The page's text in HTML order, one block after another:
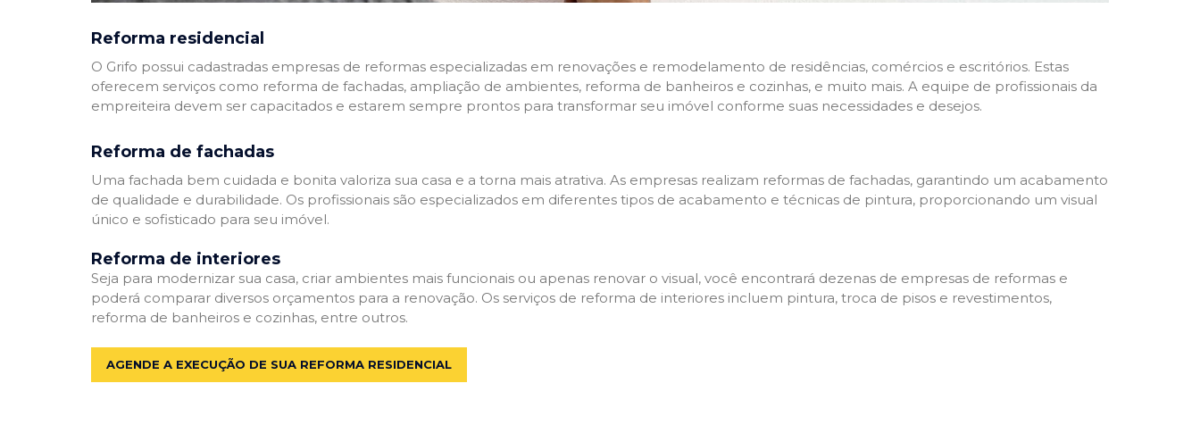
Reforma residencial
O Grifo possui cadastradas empresas de reformas especializadas em renovações e remodelamento de residências, comércios e escritórios. Estas
oferecem serviços como reforma de fachadas, ampliação de ambientes, reforma de banheiros e cozinhas, e muito mais. A equipe de profissionais da
empreiteira devem ser capacitados e estarem sempre prontos para transformar seu imóvel conforme suas necessidades e desejos.
Reforma de fachadas
Uma fachada bem cuidada e bonita valoriza sua casa e a torna mais atrativa. As empresas realizam reformas de fachadas, garantindo um acabamento
de qualidade e durabilidade. Os profissionais são especializados em diferentes tipos de acabamento e técnicas de pintura, proporcionando um visual
único e sofisticado para seu imóvel.
Reforma de interiores
Seja para modernizar sua casa, criar ambientes mais funcionais ou apenas renovar o visual, você encontrará dezenas de empresas de reformas e
poderá comparar diversos orçamentos para a renovação. Os serviços de reforma de interiores incluem pintura, troca de pisos e revestimentos,
reforma de banheiros e cozinhas, entre outros.
AGENDE A EXECUÇÃO DE SUA REFORMA RESIDENCIAL